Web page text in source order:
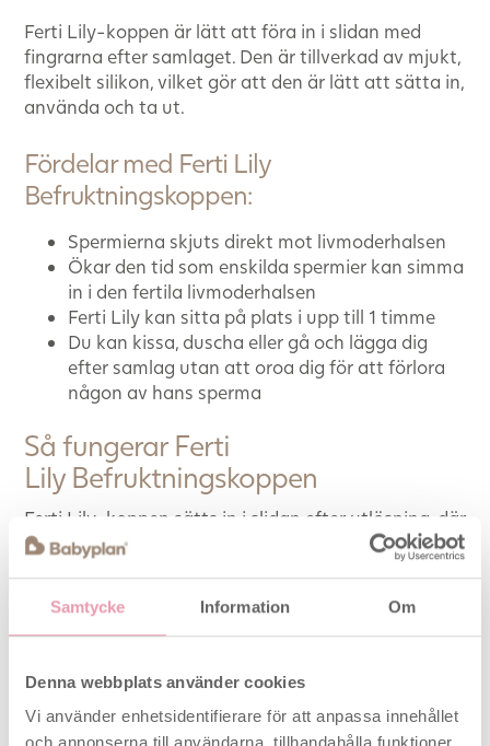
Samtycke Information Om
Denna webbplats använder cookies
Vi använder enhetsidentifierare för att anpassa innehållet
Ferti Lily-koppen är lätt att föra in i slidan med
fingrarna efter samlaget. Den är tillverkad av mjukt,
flexibelt silikon, vilket gör att den är lätt att sätta in,
använda och ta ut.
Fördelar med Ferti Lily
Befruktningskoppen:
Spermierna skjuts direkt mot livmoderhalsen
Ökar den tid som enskilda spermier kan simma
in i den fertila livmoderhalsen
Ferti Lily kan sitta på plats i upp till 1 timme
Du kan kissa, duscha eller gå och lägga dig
efter samlag utan att oroa dig för att förlora
någon av hans sperma
Så fungerar Ferti
Lily Befruktningskoppen
Ferti Lily-koppen sätts in i slidan efter utlösning, där
den skjuter sperma mot livmoderhalsen (livmoderns
öppning) och håller därmed spermierna i den
överlever flera av spermierna och fler av dem
simmar upp i livmodern. Ju mer spermier som
en av dem kommer in i ägget, vilket ökar risken för
befruktning.